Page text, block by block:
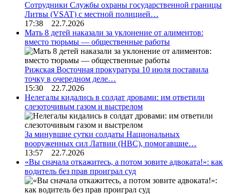
Сотрудники Службы охраны государственной границы
Литвы (VSAT) с местной полицией…
17:38 22.7.2026
Мать 8 детей наказали за уклонение от алиментов:
вместо тюрьмы — общественные работы
Рижская Восточная прокуратура 10 июля поставила
точку в очередном деле…
15:30 22.7.2026
Нелегалы кидались в солдат дровами: им ответили
слезоточивым газом и выстрелом
За минувшие сутки солдаты Национальных
вооруженных сил Латвии (НВС), помогавшие…
13:57 22.7.2026
«Вы сначала откажитесь, а потом зовите адвоката!»: как
водитель без прав проиграл суд